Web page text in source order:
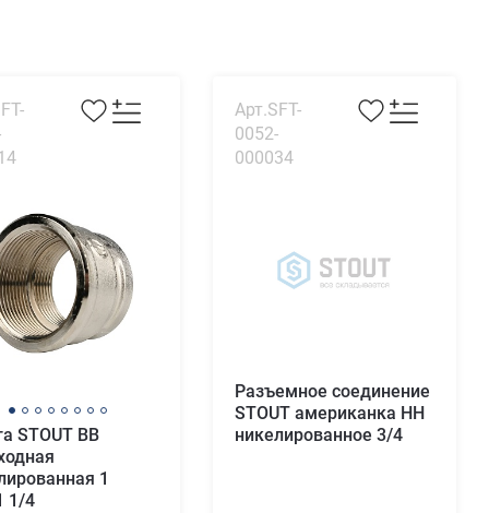
STOUT ВВ
1
1/4
Арт.SFT-
0052-
000034
Разъемное соединение
STOUT американка НН
никелированное 3/4